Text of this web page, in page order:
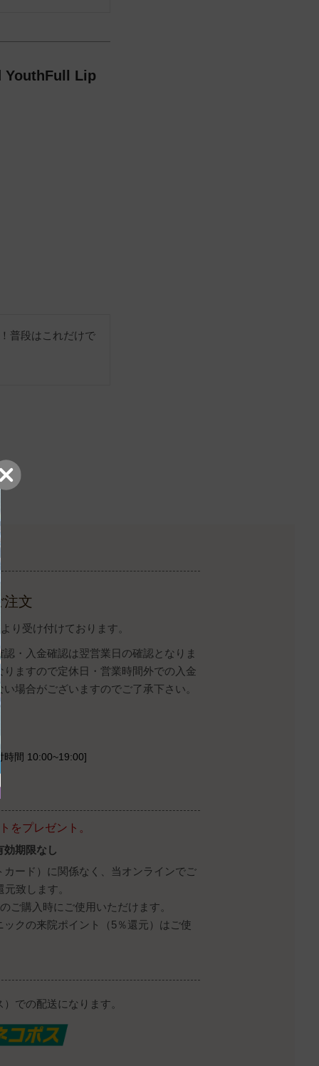
YouthFull Lip
普段はこれだけで
注文
り受け付けております。
・入金確認は翌営業日の確認となりま
ますので定休日・営業時間外での入金
場合がございますのでご了承下さい。
間 10:00~19:00]
をプレゼント。
期限なし
ード）に関係なく、当オンラインでご
致します。
ご購入時にご使用いただけます。
クの来院ポイント（5％還元）はご使
での配送になります。